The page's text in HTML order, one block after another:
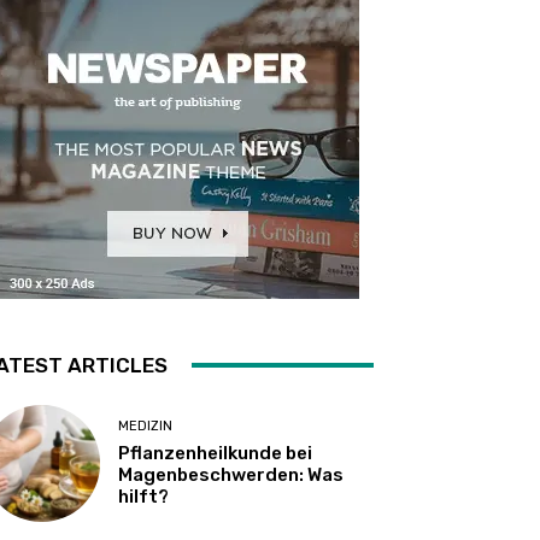
ARTICLES
MEDIZIN
Pflanzenheilkunde bei
Magenbeschwerden: Was
hilft?